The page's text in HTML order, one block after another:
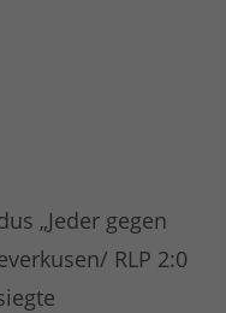
„Jeder gegen
RLP 2:0